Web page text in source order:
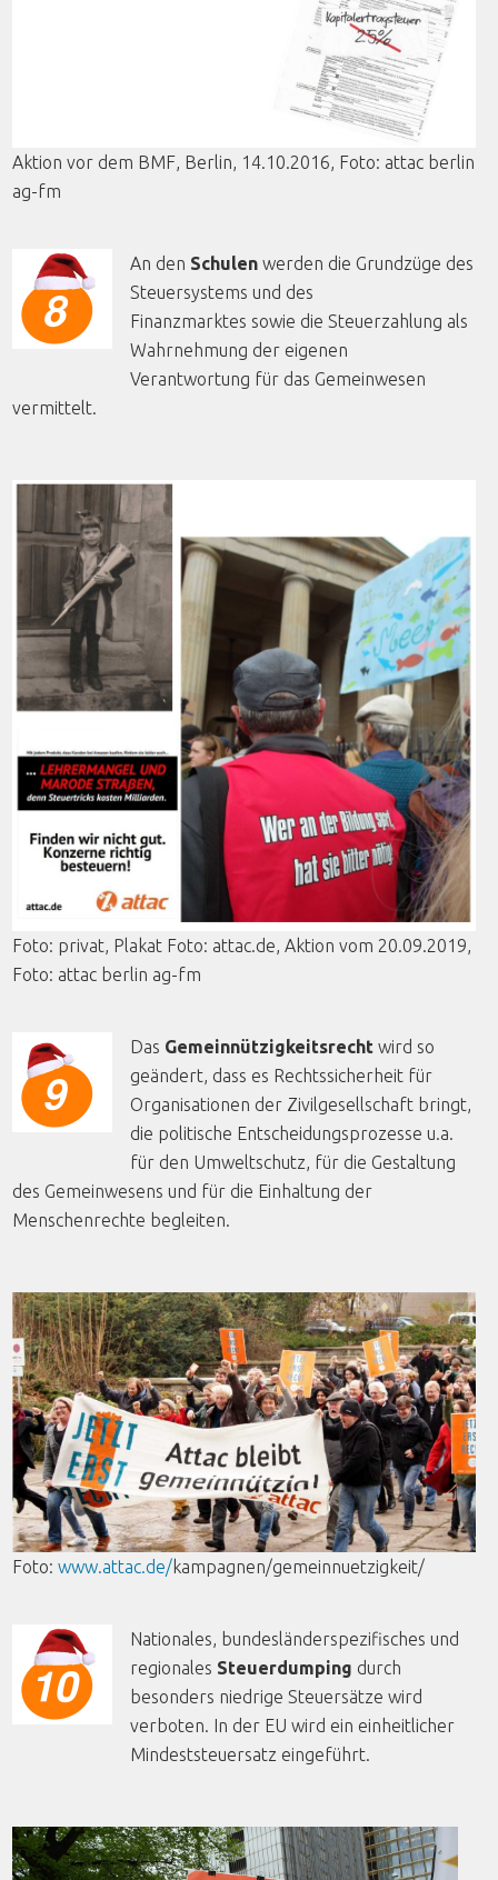
Aktion vor dem BMF, Berlin, 14.10.2016, Foto: attac berlin
ag-fm
An den Schulen werden die Grundzüge des
Steuersystems und des
Finanzmarktes sowie die Steuerzahlung als
Wahrnehmung der eigenen
Verantwortung für das Gemeinwesen
vermittelt.
Foto: privat, Plakat Foto: attac.de,Aktion vom
Foto: attac berlin ag-fm
Das Gemeinnützigkeitsrecht wird so
geändert, dass es Rechtssicherheit für
Organisationen der Zivilgesellschaft bringt,
die politische Entscheidungsprozesse u.a.
für den Umweltschutz, für die Gestaltung
des Gemeinwesens und für die Einhaltung der
Menschenrechte begleiten.
Foto:www.attac.de/kampagnen/gemeinnuetzigkeit/
Nationales, bundesländerspezifisches und
regionales Steuerdumping durch
besonders niedrige Steuersätze wird
verboten. In der EU wird ein einheitlicher
Mindeststeuersatz eingeführt.